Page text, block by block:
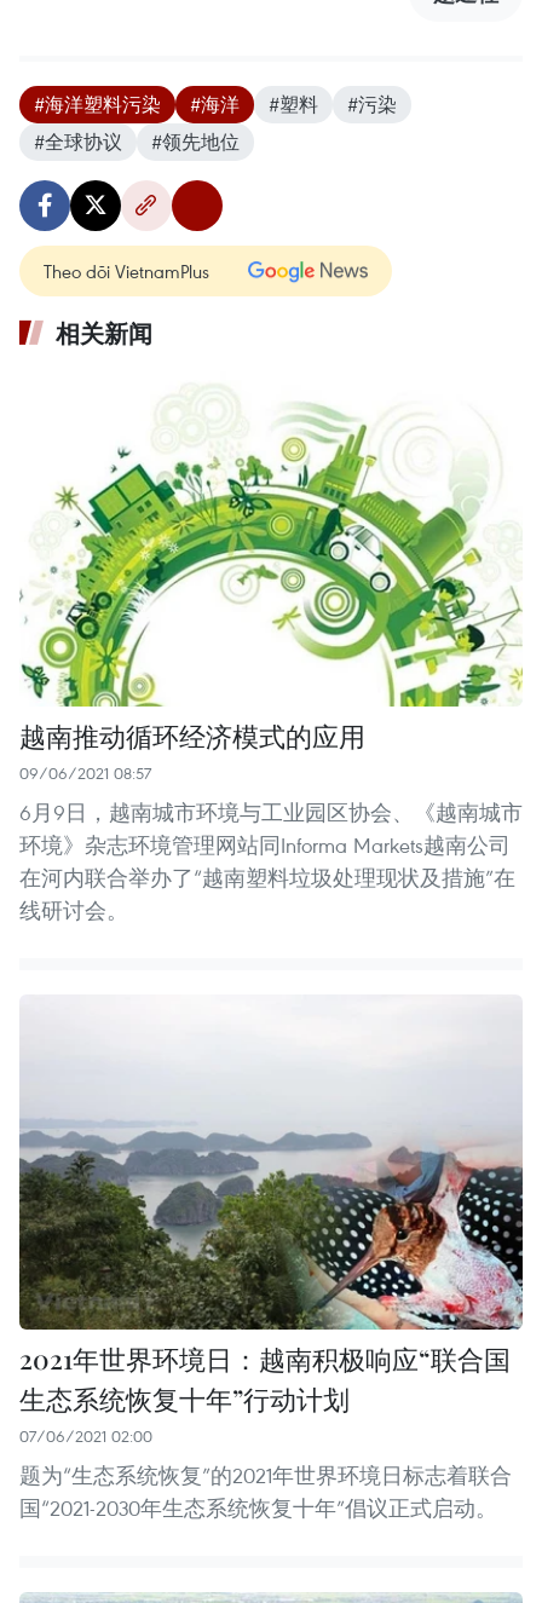
#海洋塑料污染 #海洋 #塑料
#污染
#全球协议
#领先地位
Theo dõi VietnamPlus
相关新闻
越南推动循环经济模式的应用
09/06/2021 08:57
6月9日，越南城市环境与工业园区协会、《越南城市
环境》杂志环境管理网站同Informa Markets越南公司
在河内联合举办了“越南塑料垃圾处理现状及措施”在
线研讨会。
2021年世界环境日：越南积极响应“联合国
生态系统恢复十年”行动计划
07/06/2021 02:00
题为“生态系统恢复”的2021年世界环境日标志着联合
国“2021-2030年生态系统恢复十年”倡议正式启动。